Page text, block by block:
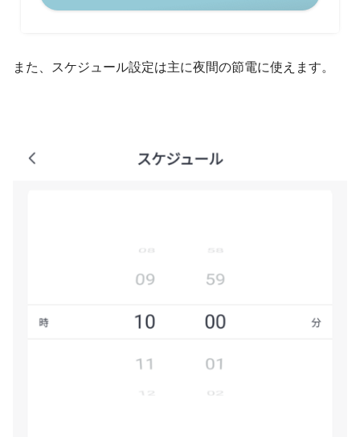
また、スケジュール設定は主に夜間の節電に使えます。